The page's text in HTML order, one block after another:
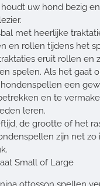
uw hond bezig
met heerlijke
en rollen tijdens het
eruit rollen en
spelen. Als het gaat
een
en te
leren.
de grootte of het
zijn net zo
Small of Large